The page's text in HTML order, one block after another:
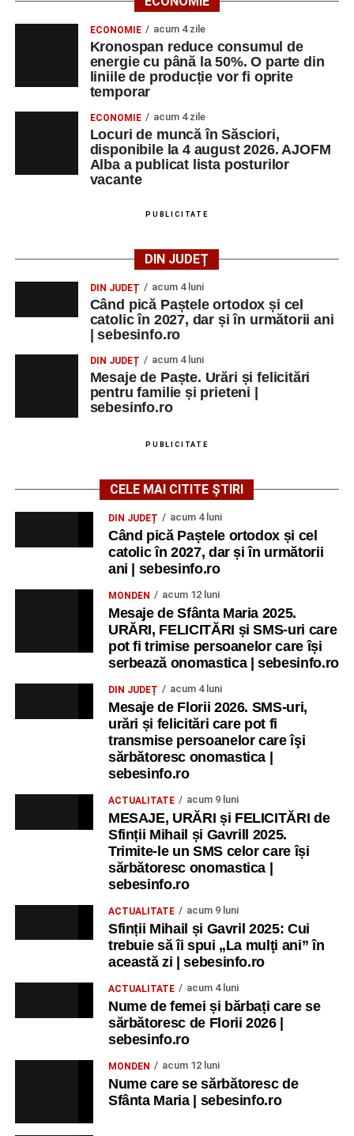
ECONOMIE acum 4 zile
Kronospan reduce consumul de
energie cu până la 50%. O parte din
liniile de producție vor fi oprite
temporar
ECONOMIE acum 4 zile
Locuri de muncă în Săsciori,
disponibile la 4 august 2026. AJOFM
Alba a publicat lista posturilor
vacante
PUBLICITATE
DIN JUDEȚ
DIN JUDEȚ acum 4 luni
Când pică Paștele ortodox și cel
catolic în 2027, dar și în următorii ani
| sebesinfo.ro
DIN JUDEȚ acum 4 luni
Mesaje de Paște. Urări și felicitări
pentru familie și prieteni |
sebesinfo.ro
PUBLICITATE
CELE MAI CITITE ȘTIRI
DIN JUDEȚ acum 4 luni
Când pică Paștele ortodox și cel
catolic în 2027, dar și în următorii
ani | sebesinfo.ro
MONDEN acum 12 luni
Mesaje de Sfânta Maria 2025.
URĂRI, FELICITĂRI și SMS-uri care
pot fi trimise persoanelor care își
serbează onomastica | sebesinfo.ro
DIN JUDEȚ acum 4 luni
Mesaje de Florii 2026. SMS-uri,
urări și felicitări care pot fi
transmise persoanelor care îşi
sărbătoresc onomastica |
sebesinfo.ro
ACTUALITATE acum 9 luni
MESAJE, URĂRI și FELICITĂRI de
Sfinții Mihail și Gavrill 2025.
Trimite-le un SMS celor care își
sărbătoresc onomastica |
sebesinfo.ro
ACTUALITATE acum 9 luni
Sfinții Mihail și Gavril 2025: Cui
trebuie să îi spui „La mulţi ani” în
această zi | sebesinfo.ro
ACTUALITATE acum 4 luni
Nume de femei și bărbați care se
sărbătoresc de Florii 2026 |
sebesinfo.ro
MONDEN acum 12 luni
Nume care se sărbătoresc de
Sfânta Maria | sebesinfo.ro